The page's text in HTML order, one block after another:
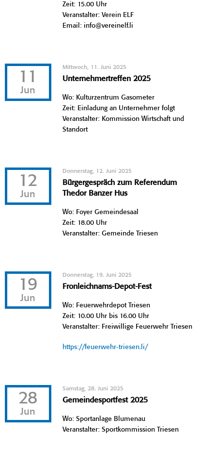
Zeit: 15.00 Uhr
Veranstalter: Verein ELF
Email: info@vereinelf.li
11
Jun
Mittwoch, 11. Juni 2025
Unternehmertreffen 2025
Wo: Kulturzentrum Gasometer
Zeit: Einladung an Unternehmer folgt
Veranstalter: Kommission Wirtschaft und
Standort
12
Jun
Donnerstag, 12. Juni 2025
Bürgergespräch zum Referendum
Thedor Banzer Hus
Wo: Foyer Gemeindesaal
Zeit: 18.00 Uhr
Veranstalter: Gemeinde Triesen
19
Jun
Donnerstag, 19. Juni 2025
Fronleichnams-Depot-Fest
Wo: Feuerwehrdepot Triesen
Zeit: 10.00 Uhr bis 16.00 Uhr
Veranstalter: Freiwillige Feuerwehr Triesen
https://feuerwehr-triesen.li/
28
Jun
Samstag, 28. Juni 2025
Gemeindesportfest 2025
Wo: Sportanlage Blumenau
Veranstalter: Sportkommission Triesen